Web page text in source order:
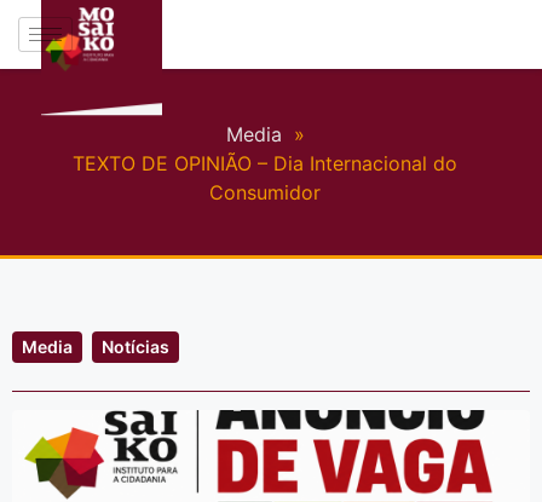
Media »
TEXTO DE OPINIÃO – Dia Internacional do
Consumidor
Media Notícias